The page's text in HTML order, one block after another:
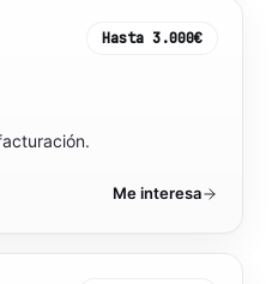
Hasta 3.000€
Me interesa